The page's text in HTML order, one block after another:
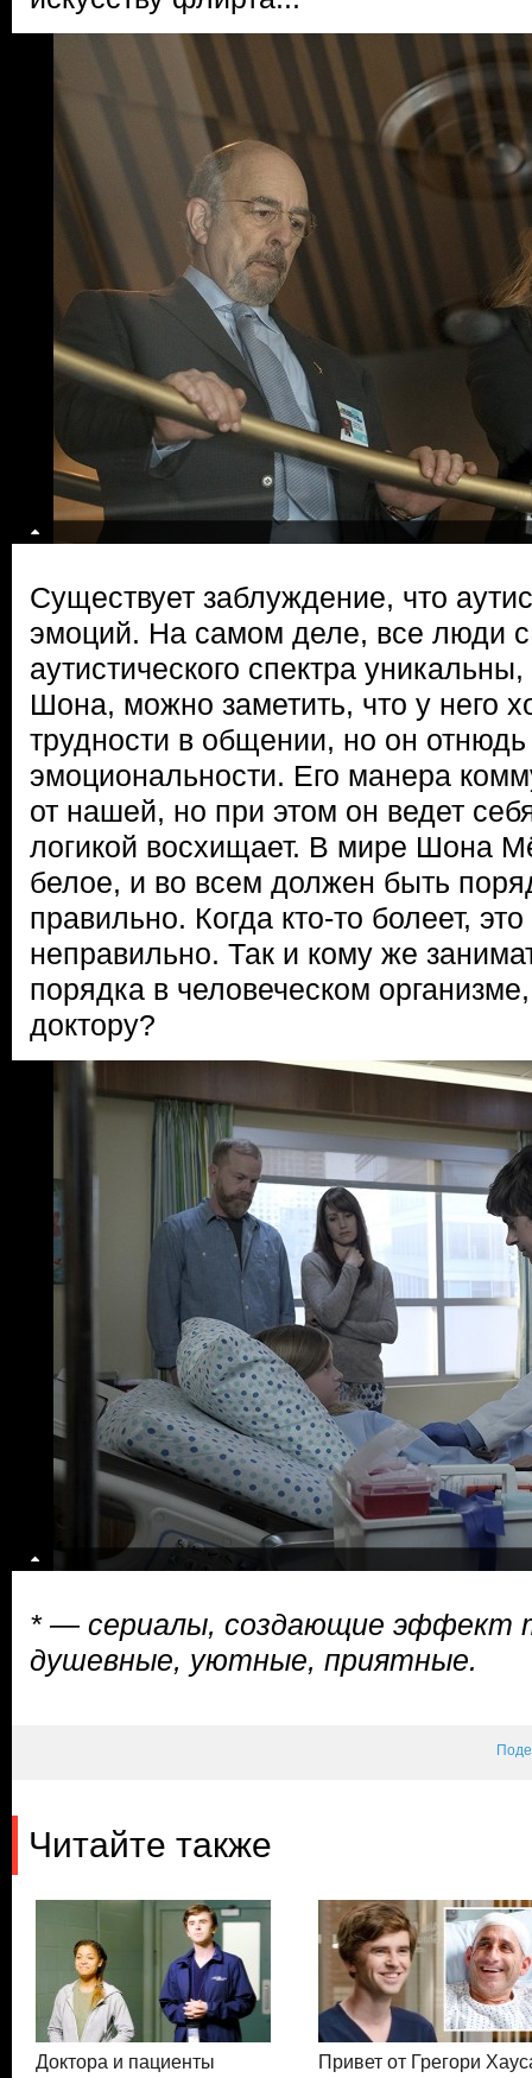
Существует заблуждение, что
эмоций. На самом деле, все люди с
аутистического спектра
Шона, можно заметить, что у него
трудности в общении, но он
эмоциональности. Его манера
от нашей, но при этом он ведет
логикой восхищает. В мире Шона
белое, и во всем должен быть
правильно. Когда кто-то болеет,
неправильно. Так и кому же
порядка в человеческом
доктору?
* — сериалы, создающие эффект
душевные, уютные, приятные.
Читайте также
Доктора и пациенты Привет от Грегори